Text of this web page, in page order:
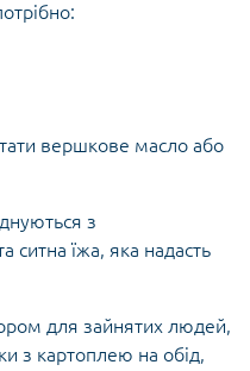
вершкове масло або
з
ситна їжа, яка надасть
для зайнятих людей,
з картоплею на обід,